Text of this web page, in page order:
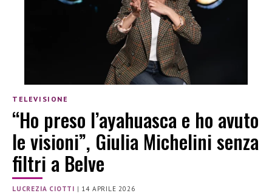
TELEVISIONE
“Ho preso l’ayahuasca e ho avuto
le visioni”, Giulia Michelini senza
filtri a Belve
LUCREZIA CIOTTI | 14 APRILE 2026